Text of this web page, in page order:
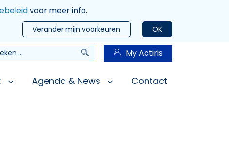
voor meer info.
OK
Verander mijn voorkeuren
Zoeken My Actiris
Agenda & News Contact